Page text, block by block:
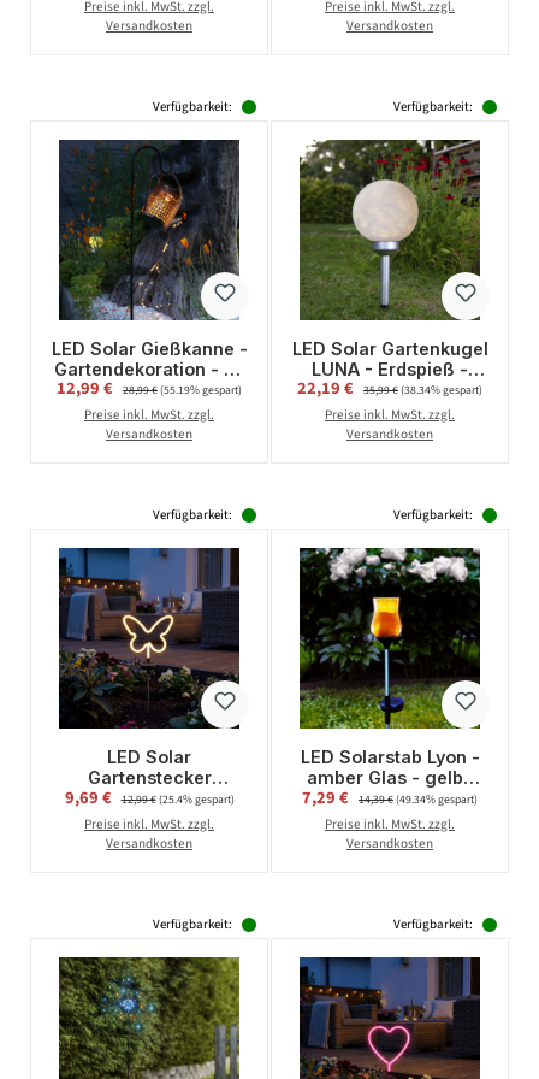
Dämmerungssensor.
Preise inkl. MwSt. zzgl.
Versandkosten
49,5cm - Metall -
Preise inkl. MwSt. zzgl.
Versandkosten
Verfügbarkeit:
LED Solar Gießkanne -
Gartendekoration - 36
warmweiße LED - H:
80cm -
Dämmerungssensor -
Verkaufspreis:
12,99 € Regulärer Preis:
28,99 €(55.19% gespart)
Preise inkl. MwSt. zzgl.
Versandkosten
Verfügbarkeit:
LED Solar Gartenkugel
LUNA - Erdspieß -
warmweiße LED - H:
37cm - D: 20cm -
Dämmerungssensor
Verkaufspreis:
22,19 € Regulärer Preis:
35,99 €(38.34% gespart)
Preise inkl. MwSt. zzgl.
Versandkosten
Verfügbarkeit:
LED Solar
Gartenstecker
Schmetterling -
Solarleuchte mit
Erdspieß - H: 66cm -
Verkaufspreis:
9,69 € Regulärer Preis:
12,99 €(25.4% gespart)
Preise inkl. MwSt. zzgl.
Versandkosten
Verfügbarkeit:
LED Solarstab Lyon -
amber Glas - gelbe
LED - H: 52cm - D:
7cm -
Dämmerungssensor
Verkaufspreis:
7,29 € Regulärer Preis:
14,39 €(49.34% gespart)
Preise inkl. MwSt. zzgl.
Versandkosten
Verfügbarkeit: Verfügbarkeit: